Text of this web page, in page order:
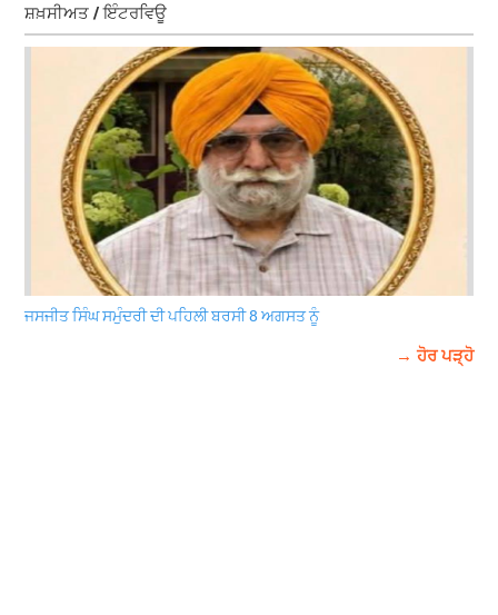
ਸ਼ਖ਼ਸੀਅਤ / ਇੰਟਰਵਿਊ
ਜਸਜੀਤ ਸਿੰਘ ਸਮੁੰਦਰੀ ਦੀ ਪਹਿਲੀ ਬਰਸੀ 8 ਅਗਸਤ ਨੂੰ
→ ਹੋਰ ਪੜ੍ਹੋ